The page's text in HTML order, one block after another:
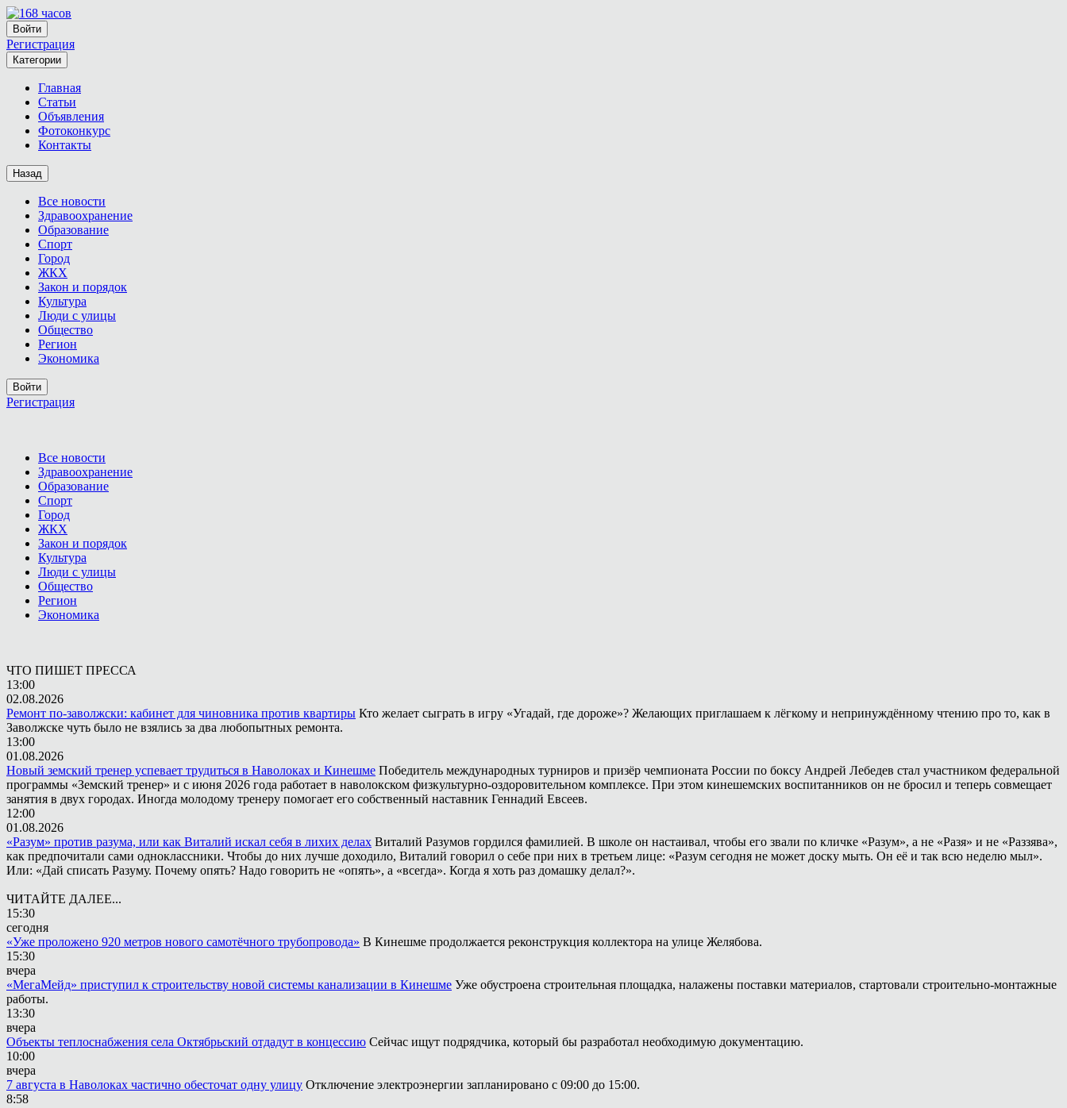
Войти
Регистрация
Категории
Главная
Статьи
Объявления
Фотоконкурс
Контакты
Назад
Все новости
Здравоохранение
Образование
Спорт
Город
ЖКХ
Закон и порядок
Культура
Люди с улицы
Общество
Регион
Экономика
Войти
Регистрация
Все новости
Здравоохранение
Образование
Спорт
Город
ЖКХ
Закон и порядок
Культура
Люди с улицы
Общество
Регион
Экономика
ЧТО ПИШЕТ ПРЕССА
13:00
02.08.2026
Ремонт по-заволжски: кабинет для чиновника против квартиры Кто желает сыграть в игру «Угадай, где дороже»? Желающих приглашаем к лёгкому и непринуждённому чтению про то, как в
Заволжске чуть было не взялись за два любопытных ремонта.
13:00
01.08.2026
Новый земский тренер успевает трудиться в Наволоках и Кинешме Победитель международных турниров и призёр чемпионата России по боксу Андрей Лебедев стал участником федеральной
программы «Земский тренер» и с июня 2026 года работает в наволокском физкультурно-оздоровительном комплексе. При этом кинешемских воспитанников он не бросил и теперь совмещает
занятия в двух городах. Иногда молодому тренеру помогает его собственный наставник Геннадий Евсеев.
12:00
01.08.2026
«Разум» против разума, или как Виталий искал себя в лихих делах Виталий Разумов гордился фамилией. В школе он настаивал, чтобы его звали по кличке «Разум», а не «Разя» и не «Раззява»,
как предпочитали сами одноклассники. Чтобы до них лучше доходило, Виталий говорил о себе при них в третьем лице: «Разум сегодня не может доску мыть. Он её и так всю неделю мыл».
Или: «Дай списать Разуму. Почему опять? Надо говорить не «опять», а «всегда». Когда я хоть раз домашку делал?».
ЧИТАЙТЕ ДАЛЕЕ...
15:30
сегодня
«Уже проложено 920 метров нового самотёчного трубопровода» В Кинешме продолжается реконструкция коллектора на улице Желябова.
15:30
вчера
«МегаМейд» приступил к строительству новой системы канализации в Кинешме Уже обустроена строительная площадка, налажены поставки материалов, стартовали строительно-монтажные
работы.
13:30
вчера
Объекты теплоснабжения села Октябрьский отдадут в концессию Сейчас ищут подрядчика, который бы разработал необходимую документацию.
10:00
вчера
7 августа в Наволоках частично обесточат одну улицу Отключение электроэнергии запланировано с 09:00 до 15:00.
8:58